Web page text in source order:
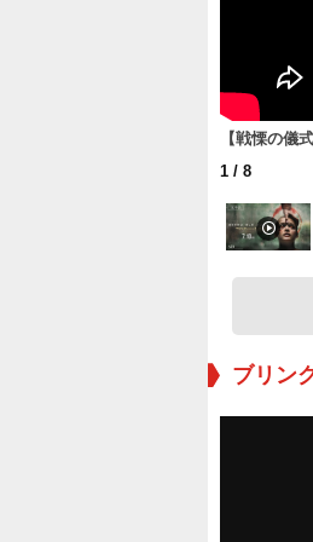
【戦慄の儀
1 / 8
ブリン